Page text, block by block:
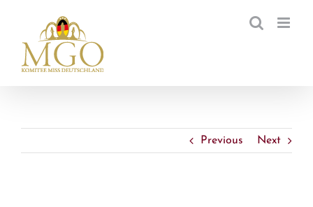
springen
Previous Next